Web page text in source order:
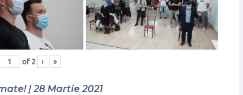
of 2 › »
| 28 Martie 2021